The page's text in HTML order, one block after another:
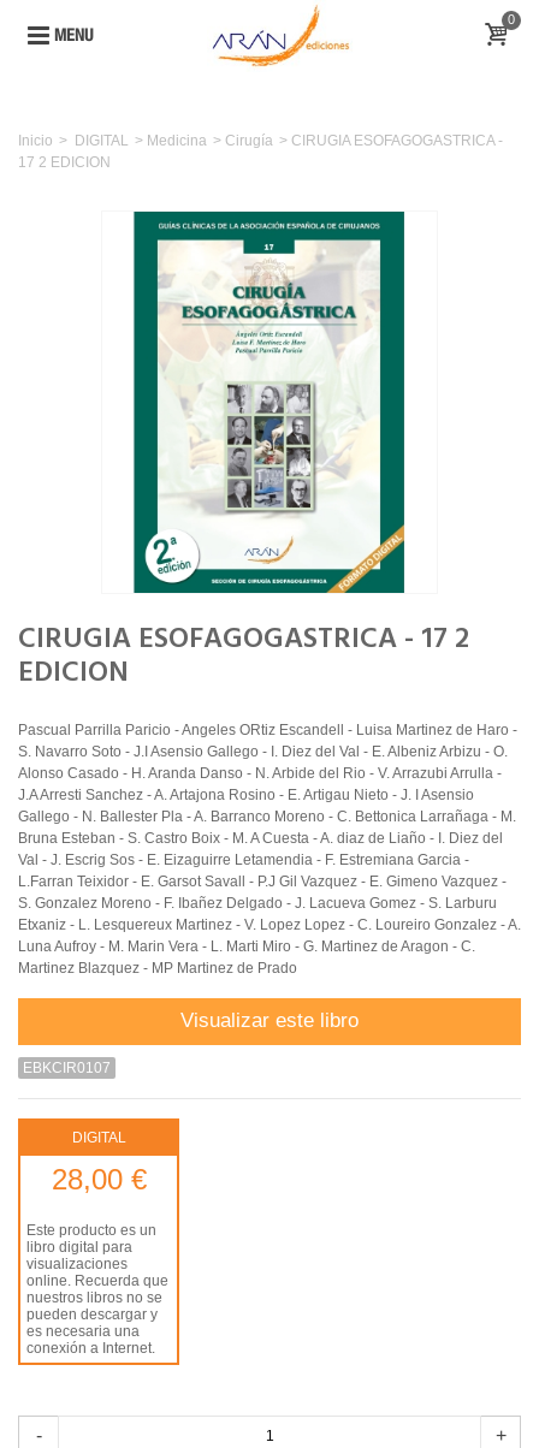
MENU
0
Inicio > DIGITAL > Medicina > Cirugía > CIRUGIA ESOFAGOGASTRICA -
17 2 EDICION
CIRUGIA ESOFAGOGASTRICA - 17 2
EDICION
Pascual Parrilla Paricio - Angeles ORtiz Escandell - Luisa Martinez de Haro -
S. Navarro Soto - J.I Asensio Gallego - I. Diez del Val - E. Albeniz Arbizu - O.
Alonso Casado - H. Aranda Danso - N. Arbide del Rio - V. Arrazubi Arrulla -
J.A Arresti Sanchez - A. Artajona Rosino - E. Artigau Nieto - J. I Asensio
Gallego - N. Ballester Pla - A. Barranco Moreno - C. Bettonica Larrañaga - M.
Bruna Esteban - S. Castro Boix - M. A Cuesta - A. diaz de Liaño - I. Diez del
Val - J. Escrig Sos - E. Eizaguirre Letamendia - F. Estremiana Garcia -
L.Farran Teixidor - E. Garsot Savall - P.J Gil Vazquez - E. Gimeno Vazquez -
S. Gonzalez Moreno - F. Ibañez Delgado - J. Lacueva Gomez - S. Larburu
Etxaniz - L. Lesquereux Martinez - V. Lopez Lopez - C. Loureiro Gonzalez - A.
Luna Aufroy - M. Marin Vera - L. Marti Miro - G. Martinez de Aragon - C.
Martinez Blazquez - MP Martinez de Prado
Visualizar este libro
EBKCIR0107
DIGITAL
28,00 €
Este producto es un
libro digital para
visualizaciones
online. Recuerda que
nuestros libros no se
pueden descargar y
es necesaria una
conexión a Internet.
- +